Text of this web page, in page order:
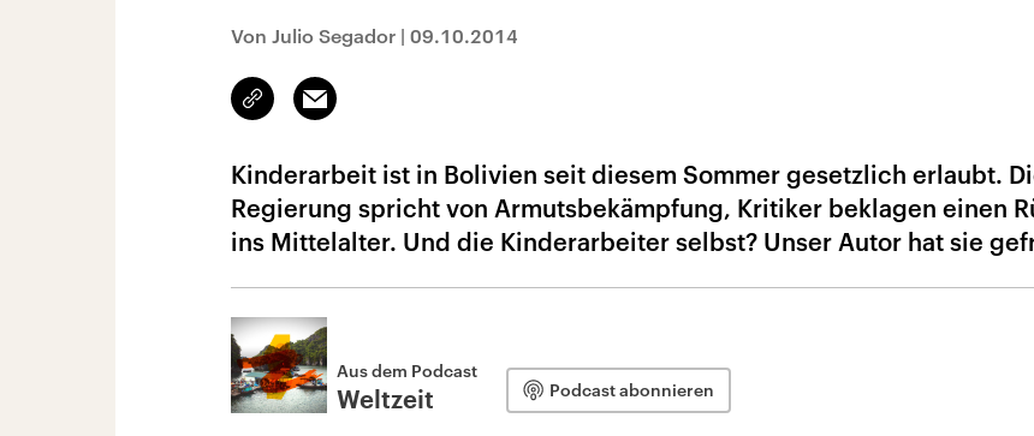
Von Julio Segador | 09.10.2014
Link
kopieren/teilen
Email
Kinderarbeit ist in Bolivien seit diesem Sommer gesetzlich erlaubt.
Regierung spricht von Armutsbekämpfung, Kritiker beklagen einen
ins Mittelalter. Und die Kinderarbeiter selbst? Unser Autor hat sie
Aus dem Podcast
Weltzeit Podcast abonnieren